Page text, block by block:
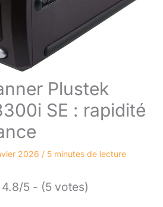
Plustek
SE : rapidité
2026 / 5 minutes de lecture
4.8/5 - (5 votes)